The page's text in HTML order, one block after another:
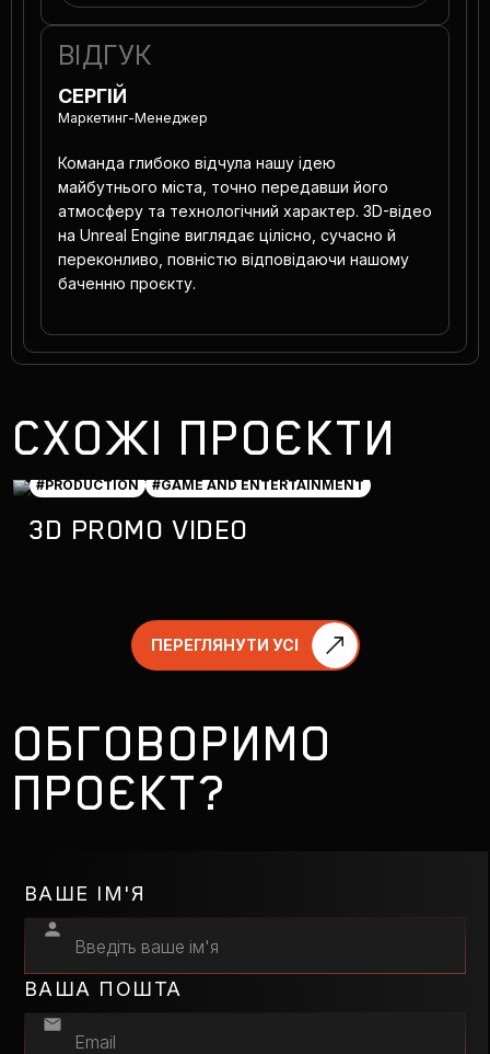
ВІДГУК
СЕРГІЙ
Маркетинг-Менеджер
Команда глибоко відчула нашу ідею
майбутнього міста, точно передавши його
атмосферу та технологічний характер. 3D-відео
на Unreal Engine виглядає цілісно, сучасно й
переконливо, повністю відповідаючи нашому
баченню проєкту.
СХОЖІ ПРОЄКТИ
#PRODUCTION #GAME AND ENTERTAINMENT
3D PROMO VIDEO
ПЕРЕГЛЯНУТИ УСІ
ОБГОВОРИМО
ПРОЄКТ?
ВАШЕ ІМ'Я
ВАША ПОШТА